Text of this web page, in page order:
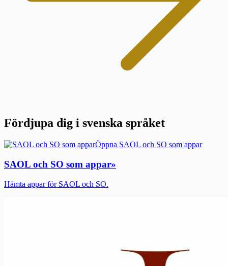
Fördjupa dig i svenska språket
Öppna SAOL och SO som appar
SAOL och SO som appar»
Hämta appar för SAOL och SO.